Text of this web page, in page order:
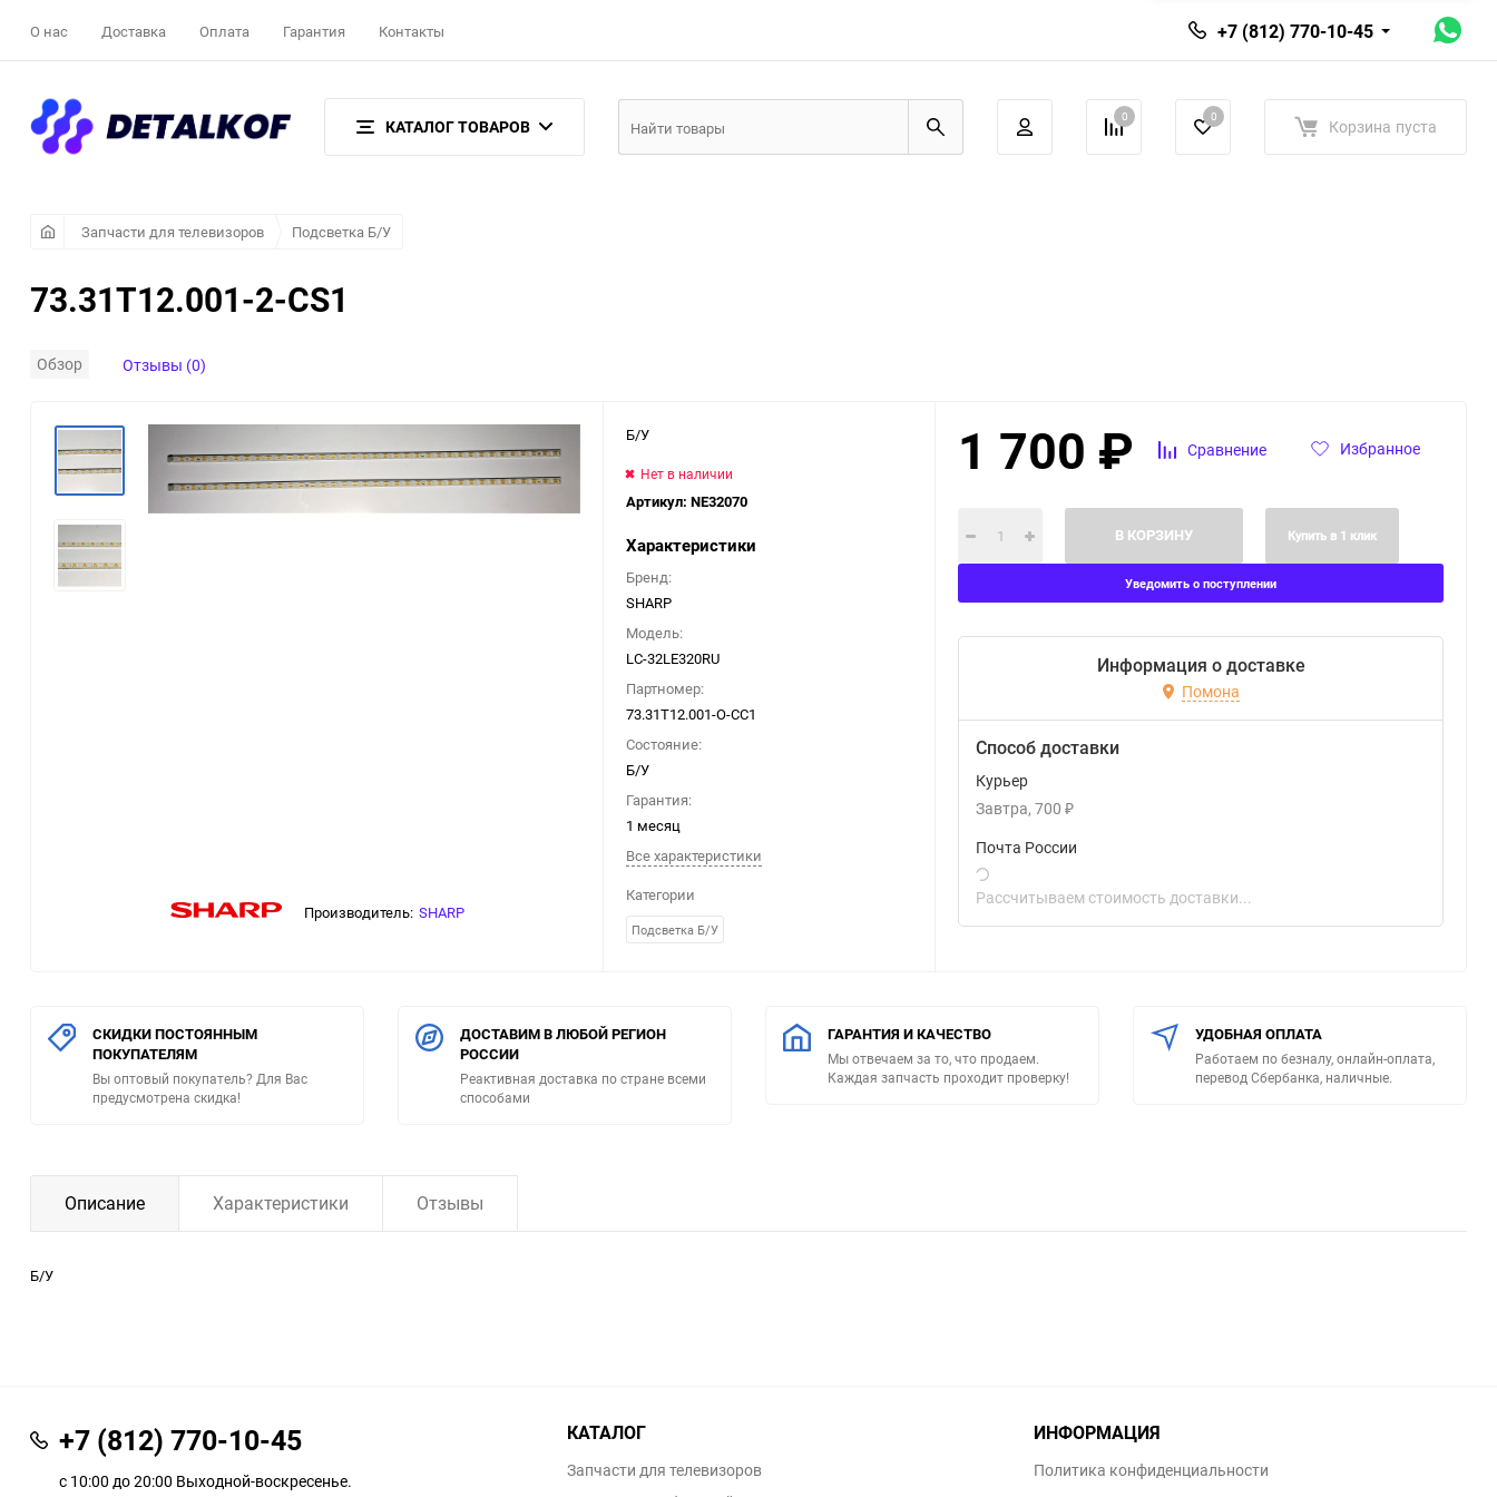
О нас Доставка Оплата Гарантия Контакты +7 (812) 770-10-45
КАТАЛОГ ТОВАРОВ 0 0 Корзина пуста
Запчасти для телевизоров Подсветка Б/У
73.31T12.001-2-CS1
Обзор Отзывы (0)
Производитель: SHARP
Б/У
Нет в наличии
Артикул: NE32070
Характеристики
Бренд:
SHARP
Модель:
LC-32LE320RU
Партномер:
73.31T12.001-O-CC1
Состояние:
Б/У
Гарантия:
1 месяц
Все характеристики
Категории
Подсветка Б/У
1 700 ₽ Сравнение Избранное
В КОРЗИНУ Купить в 1 клик
Уведомить о поступлении
Информация о доставке
Помона
Способ доставки
Курьер
Завтра 700 ₽
Почта России
Рассчитываем стоимость доставки...
СКИДКИ ПОСТОЯННЫМ
ПОКУПАТЕЛЯМ
Вы оптовый покупатель? Для Вас
предусмотрена скидка!
ДОСТАВИМ В ЛЮБОЙ РЕГИОН
РОССИИ
Реактивная доставка по стране всеми
способами
ГАРАНТИЯ И КАЧЕСТВО
Мы отвечаем за то, что продаем.
Каждая запчасть проходит проверку!
УДОБНАЯ ОПЛАТА
Работаем по безналу, онлайн-оплата,
перевод Сбербанка, наличные.
Описание Характеристики Отзывы
Б/У
+7 (812) 770-10-45
с 10:00 до 20:00 Выходной-воскресенье.
КАТАЛОГ
Запчасти для телевизоров
ИНФОРМАЦИЯ
Политика конфиденциальности